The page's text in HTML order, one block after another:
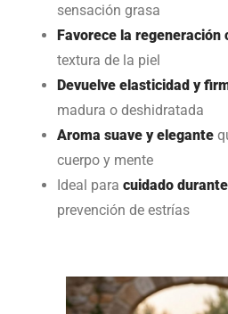
sensación grasa
Favorece la regeneración
textura de la piel
Devuelve elasticidad y
madura o deshidratada
Aroma suave y elegante
cuerpo y mente
Ideal para cuidado
prevención de estrías